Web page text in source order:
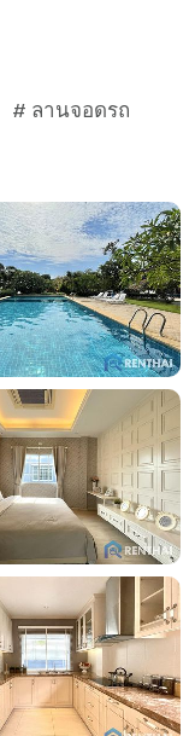
# ลานจอดรถ